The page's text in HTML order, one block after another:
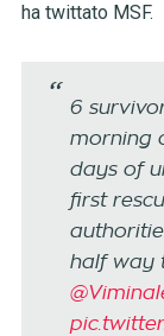
ha twittato MSF.
6
morning
days of
first
half way